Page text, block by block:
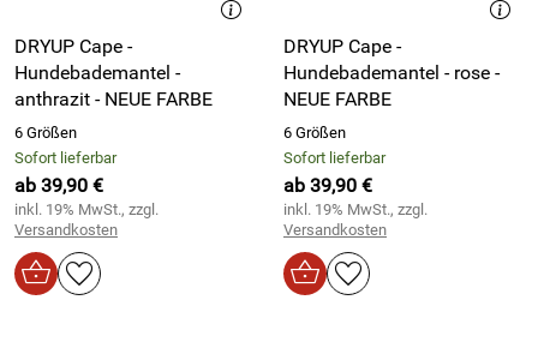
DRYUP Cape -
Hundebademantel -
anthrazit - NEUE FARBE
6 Größen
Sofort lieferbar
ab 39,90 €
inkl. 19% MwSt., zzgl.
Versandkosten
DRYUP Cape -
Hundebademantel - rose -
NEUE FARBE
6 Größen
Sofort lieferbar
ab 39,90 €
inkl. 19% MwSt., zzgl.
Versandkosten